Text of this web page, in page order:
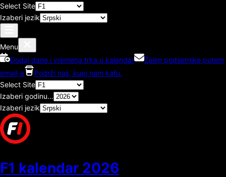
Select Site
Izaberi jezik
Menu
Dodaj dane i vremena trka u kalendar
Želim podsetnike putem
email-a
Podrži nas, kupi nam kafu.
Select Site
Izaberi godinu…
Izaberi jezik
F1 kalendar 2026